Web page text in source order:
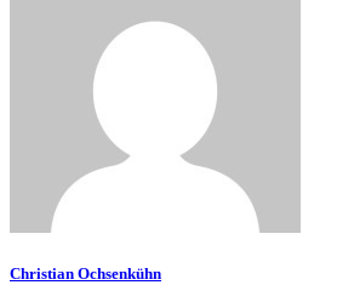
Christian Ochsenkühn